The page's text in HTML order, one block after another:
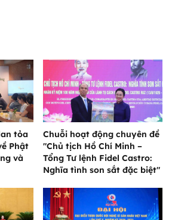
tỏa
Phật
và
Chuỗi hoạt động chuyên đề
"Chủ tịch Hồ Chí Minh –
Tổng Tư lệnh Fidel Castro:
Nghĩa tình son sắt đặc biệt"